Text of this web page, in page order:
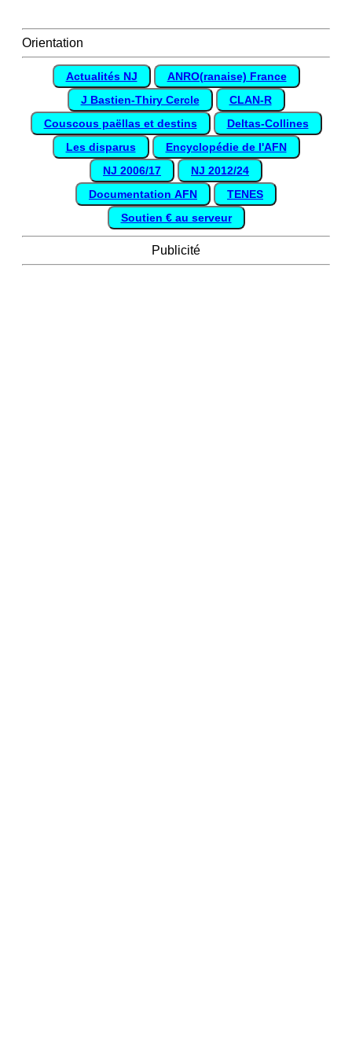
Orientation
Actualités NJ
ANRO(ranaise) France
J Bastien-Thiry Cercle
CLAN-R
Couscous paëllas et destins
Deltas-Collines
Les disparus
Encyclopédie de l'AFN
NJ 2006/17
NJ 2012/24
Documentation AFN
TENES
Soutien € au serveur
Publicité